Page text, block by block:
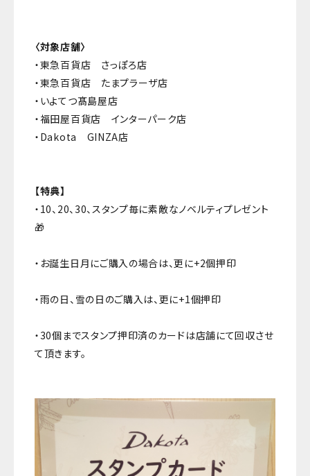
〈対象店舗〉
・東急百貨店 さっぽろ店
・東急百貨店 たまプラーザ店
・いよてつ髙島屋店
・福田屋百貨店 インターパーク店
・Dakota GINZA店
【特典】
・10、20、30、スタンプ毎に素敵なノベルティプレゼント
🎁
・お誕生日月にご購入の場合は、更に+2個押印
・雨の日、雪の日のご購入は、更に+1個押印
・30個までスタンプ押印済のカードは店舗にて回収させ
て頂きます。